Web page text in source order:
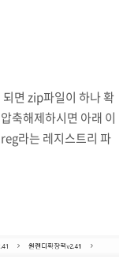
면 zip파일이 하나 확
축해제하시면 아래 이
라는 레지스트리 파